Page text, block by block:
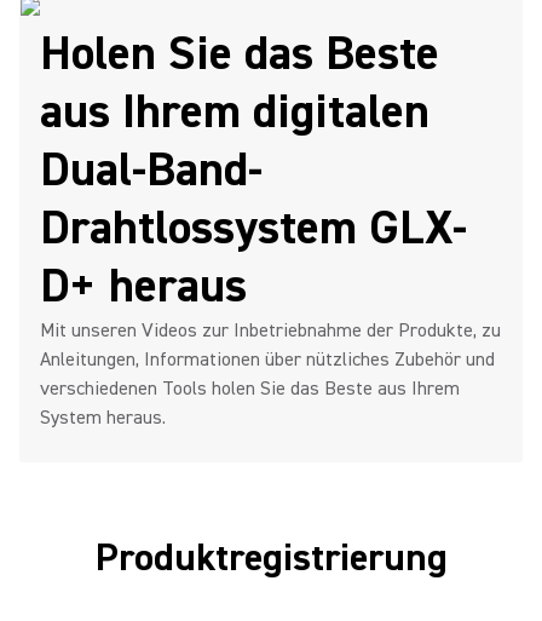
GLX-D+ Sender rücksetzen
Ein digitales drahtloses GLX-D+
Mehrkanal-System einrichten
Mehrere GLXD4+ und GLXD6+
Systeme betreiben
Holen Sie das Beste
aus Ihrem digitalen
Dual-Band-
Drahtlossystem GLX-
D+ heraus
Mit unseren Videos zur Inbetriebnahme der Produkte, zu
Anleitungen, Informationen über nützliches Zubehör und
verschiedenen Tools holen Sie das Beste aus Ihrem
System heraus.
Produktregistrierung